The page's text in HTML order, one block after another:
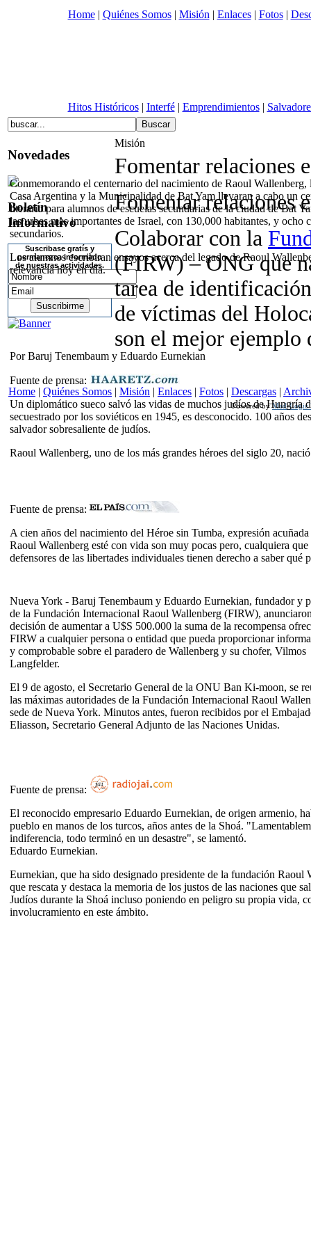
Home| Quiénes Somos| Misión | Enlaces| Fotos|
Hitos Históricos| Interfé| Emprendimientos|
Novedades
Conmemorando el centernario del nacimiento de Raoul Wallenberg,
Casa Argentina y la Municipalidad de Bat Yam llevaran a cabo un
literario para alumnos de escuelas secundarias de la ciudad de Bat
las urbes mas importantes de Israel, con 130,000 habitantes, y ocho
secundarios.
Los alumnos escribiran ensayos acerca del legado de Raoul
relevancia hoy en día.
Por Baruj Tenembaum y Eduardo Eurnekian
Fuente de prensa:
Un diplomático sueco salvó las vidas de muchos judíos de Hungría
secuestrado por los soviéticos en 1945, es desconocido. 100 años
salvador sobresaliente de judíos.
Raoul Wallenberg, uno de los más grandes héroes del siglo 20,
Fuente de prensa:
A cien años del nacimiento del Héroe sin Tumba, expresión
Raoul Wallenberg esté con vida son muy pocas pero, cualquiera
defensores de las libertades individuales tienen derecho a saber qué
Nueva York - Baruj Tenembaum y Eduardo Eurnekian, fundador y
de la Fundación Internacional Raoul Wallenberg (FIRW),
decisión de aumentar a U$S 500.000 la suma de la recompensa
FIRW a cualquier persona o entidad que pueda proporcionar
y comprobable sobre el paradero de Wallenberg y su chofer, Vilmos
Langfelder.
El 9 de agosto, el Secretario General de la ONU Ban Ki-moon, se
las máximas autoridades de la Fundación Internacional Raoul
sede de Nueva York. Minutos antes, fueron recibidos por el
Eliasson, Secretario General Adjunto de las Naciones Unidas.
Fuente de prensa:
El reconocido empresario Eduardo Eurnekian, de origen armenio,
pueblo en manos de los turcos, años antes de la Shoá.
indiferencia, todo terminó en un desastre", se lamentó.
Eduardo Eurnekian.
Eurnekian, que ha sido designado presidente de la fundación Raoul
que rescata y destaca la memoria de los justos de las naciones que
Judíos durante la Shoá incluso poniendo en peligro su propia vida,
involucramiento en este ámbito.
Boletín
Informativo
Suscribase gratís y
permanezca informado
de nuestras actividades.
Misión
Fomentar relaciones
Fomentar relaciones
Colaborar con la
(FIRW) – ONG que
tarea de
de víctimas del
son el mejor ejemplo
Home | Quiénes Somos | Misión | Enlaces | Fotos | Descargas |
Powered byMad-Logic